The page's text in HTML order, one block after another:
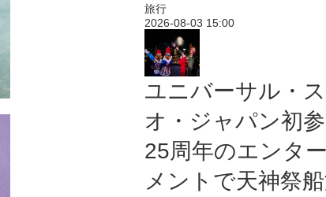
旅行
2026-08-03 15:00
ユニバーサル・
オ・ジャパン初参
25周年のエンタ
メントで天神祭